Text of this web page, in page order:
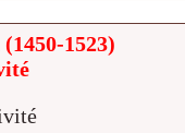
1523)